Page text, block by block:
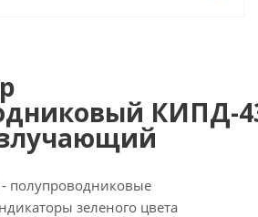
КИПД-
полупроводниковые
зеленого цвета